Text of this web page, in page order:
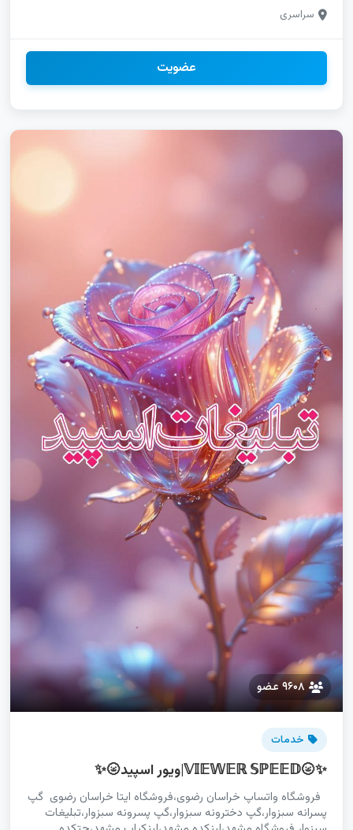
فارس،لینکدونی سروش فارس،لینکدونی واتساپ فارس
پلدختر،روبیکا پلدختر،سروش پلدختر،گروه چت دخترانه پلدختر
سراسری
عضویت
۹۶۰۸ عضو
خدمات
✨🌝𝕍𝕀𝔼𝕎𝔼ℝ 𝕊ℙ𝔼𝔼𝔻|ویور اسپید🌝✨
فروشگاه واتساپ خراسان رضوی،فروشگاه ایتا خراسان رضوی گپ
پسرانه سبزوار،گپ دخترونه سبزوار،گپ پسرونه سبزوار،تبلیغات